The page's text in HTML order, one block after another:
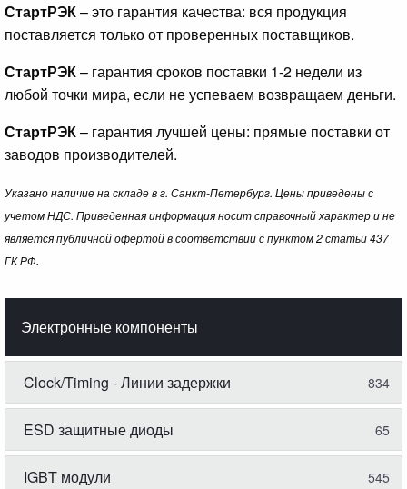
СтартРЭК– это гарантия качества: вся продукция
поставляется только от проверенных поставщиков.
СтартРЭК– гарантия сроков поставки 1-2 недели из
любой точки мира, если не успеваем возвращаем деньги.
СтартРЭК– гарантия лучшей цены: прямые поставки от
заводов производителей.
Указано наличие на складе в г. Санкт-Петербург. Цены приведены с
учетом НДС. Приведенная информация носит справочный характер и не
является публичной офертой в соответствии с пунктом 2 статьи 437
ГК РФ.
Электронные компоненты
Clock/Timing - Линии задержки 834
ESD защитные диоды 65
IGBT модули 545